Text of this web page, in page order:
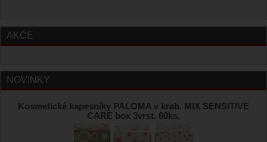
AKCE
NOVINKY
Kosmetické kapesníky PALOMA v krab. MIX SENSITIVE
CARE box 3vrst. 60ks,